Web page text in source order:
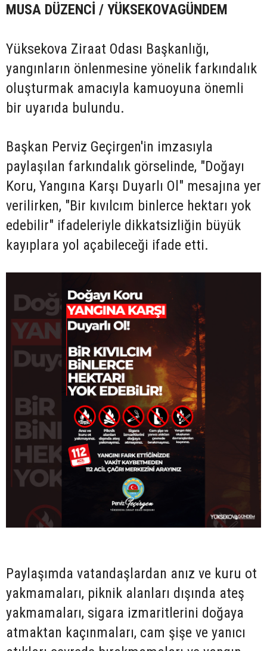
MUSA DÜZENCİ / YÜKSEKOVAGÜNDEM
Yüksekova Ziraat Odası Başkanlığı,
yangınların önlenmesine yönelik farkındalık
oluşturmak amacıyla kamuoyuna önemli
bir uyarıda bulundu.
Başkan Perviz Geçirgen'in imzasıyla
paylaşılan farkındalık görselinde, "Doğayı
Koru, Yangına Karşı Duyarlı Ol" mesajına yer
verilirken, "Bir kıvılcım binlerce hektarı yok
edebilir" ifadeleriyle dikkatsizliğin büyük
kayıplara yol açabileceği ifade etti.
Paylaşımda vatandaşlardan anız ve kuru ot
yakmamaları, piknik alanları dışında ateş
yakmamaları, sigara izmaritlerini doğaya
atmaktan kaçınmaları, cam şişe ve yanıcı